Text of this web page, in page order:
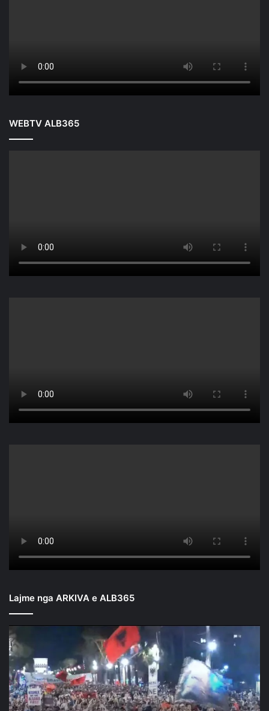
WEBTV ALB365
Lajme nga ARKIVA e ALB365
Mbyllen
fjalimet
para
Kryeministrisë/
Nis
marshimi
në